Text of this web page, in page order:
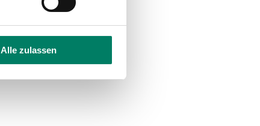
Alle zulassen